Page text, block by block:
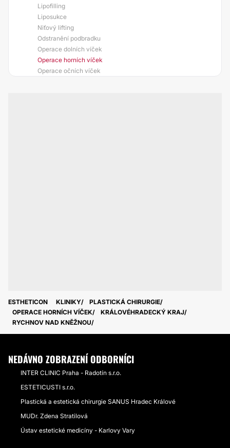
Lipofilling
Liposukce
Niťový lifting
Odstranění podbradku
Operace dolních víček
Operace horních víček
Operace očních víček
ESTHETICON KLINIKY
PLASTICKÁ CHIRURGIE
OPERACE HORNÍCH VÍČEK
KRÁLOVÉHRADECKÝ KRAJ
RYCHNOV NAD KNĚŽNOU
NEDÁVNO ZOBRAZENÍ ODBORNÍCI
INTER CLINIC Praha - Radotín s.r.o.
ESTETICUSTI s.r.o.
Plastická a estetická chirurgie SANUS Hradec Králové
MUDr. Zdena Stratilová
Ústav estetické medicíny - Karlovy Vary